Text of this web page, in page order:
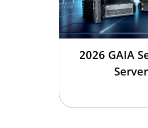
2026 GAIA